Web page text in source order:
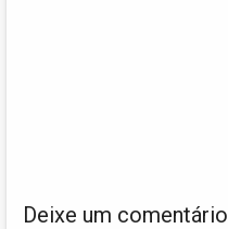
Deixe um comentário